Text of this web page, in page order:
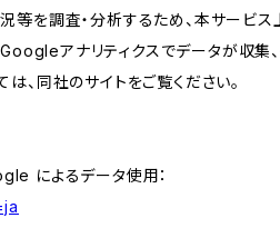
等を調査・分析するため、本サービス
アナリティクスでデータが収集
、同社のサイトをご覧ください。
によるデータ使用：